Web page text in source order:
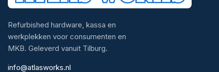
Refurbished hardware, kassa en
werkplekken voor consumenten en
MKB. Geleverd vanuit Tilburg.
info@atlasworks.nl